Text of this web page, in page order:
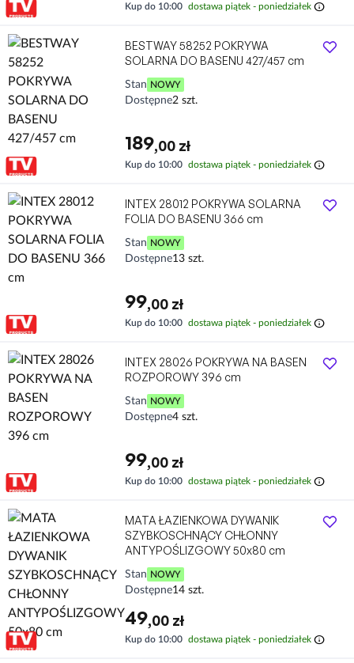
Kup do 10:00 dostawa piątek - poniedziałek info
BESTWAY 58252 POKRYWA
SOLARNA DO BASENU 427/457 cm
Stan NOWY
Dostępne2 szt.
189,00 zł
Kup do 10:00 dostawa piątek - poniedziałek info
INTEX 28012 POKRYWA SOLARNA
FOLIA DO BASENU 366 cm
Stan NOWY
Dostępne13 szt.
99,00 zł
Kup do 10:00 dostawa piątek - poniedziałek info
INTEX 28026 POKRYWA NA BASEN
ROZPOROWY 396 cm
Stan NOWY
Dostępne4 szt.
99,00 zł
Kup do 10:00 dostawa piątek - poniedziałek info
MATA ŁAZIENKOWA DYWANIK
SZYBKOSCHNĄCY CHŁONNY
ANTYPOŚLIZGOWY 50x80 cm
Stan NOWY
Dostępne14 szt.
49,00 zł
Kup do 10:00 dostawa piątek - poniedziałek info